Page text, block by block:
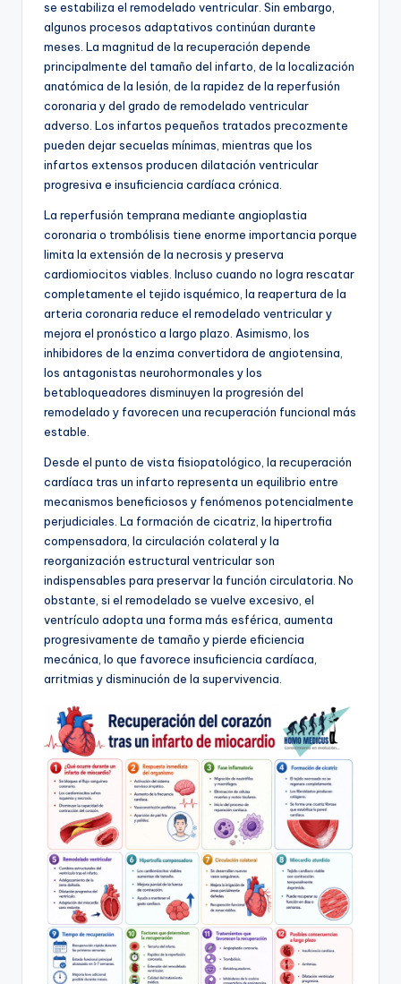
se estabiliza el remodelado ventricular. Sin embargo,
algunos procesos adaptativos continúan durante
meses. La magnitud de la recuperación depende
principalmente del tamaño del infarto, de la localización
anatómica de la lesión, de la rapidez de la reperfusión
coronaria y del grado de remodelado ventricular
adverso. Los infartos pequeños tratados precozmente
pueden dejar secuelas mínimas, mientras que los
infartos extensos producen dilatación ventricular
progresiva e insuficiencia cardíaca crónica.
La reperfusión temprana mediante angioplastia
coronaria o trombólisis tiene enorme importancia porque
limita la extensión de la necrosis y preserva
cardiomiocitos viables. Incluso cuando no logra rescatar
completamente el tejido isquémico, la reapertura de la
arteria coronaria reduce el remodelado ventricular y
mejora el pronóstico a largo plazo. Asimismo, los
inhibidores de la enzima convertidora de angiotensina,
los antagonistas neurohormonales y los
betabloqueadores disminuyen la progresión del
remodelado y favorecen una recuperación funcional más
estable.
Desde el punto de vista fisiopatológico, la recuperación
cardíaca tras un infarto representa un equilibrio entre
mecanismos beneficiosos y fenómenos potencialmente
perjudiciales. La formación de cicatriz, la hipertrofia
compensadora, la circulación colateral y la
reorganización estructural ventricular son
indispensables para preservar la función circulatoria. No
obstante, si el remodelado se vuelve excesivo, el
ventrículo adopta una forma más esférica, aumenta
progresivamente de tamaño y pierde eficiencia
mecánica, lo que favorece insuficiencia cardíaca,
arritmias y disminución de la supervivencia.